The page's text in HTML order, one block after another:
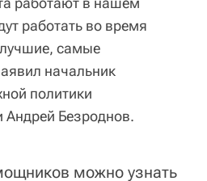
работать во время
самые
начальник
политики
Безроднов.
можно узнать